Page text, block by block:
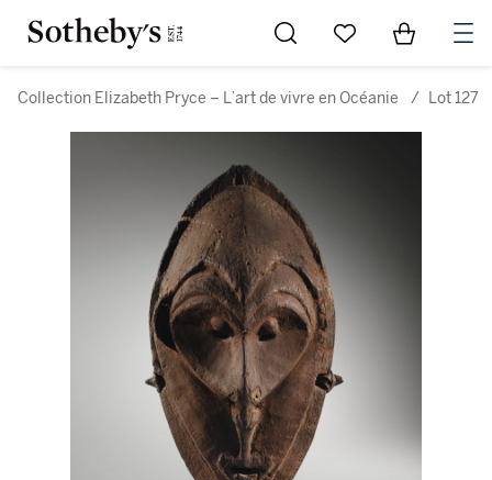
Go to My Favorites
Items in
Collection Elizabeth Pryce – L’art de vivre en Océanie / Lot 127